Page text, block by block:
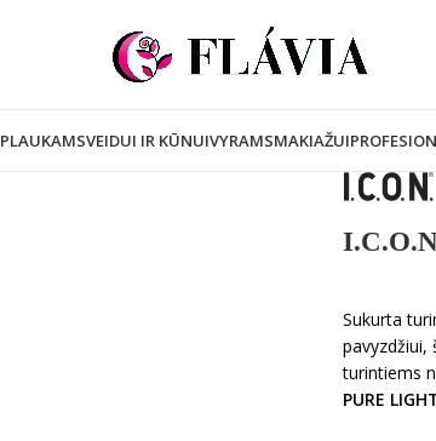
PLAUKAMSVEIDUI IR KŪNUIVYRAMSMAKIAŽUI
Sukurta
pavyzdžiui,
turintiems
PURE